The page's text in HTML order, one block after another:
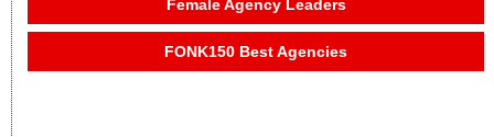
Female Agency Leaders
FONK150 Best Agencies